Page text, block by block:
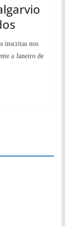
inscritas nos
a Janeiro de